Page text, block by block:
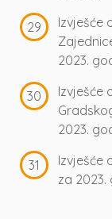
Izvješće
2023.
Izvješće
2023.
Izvješće
za 2023.